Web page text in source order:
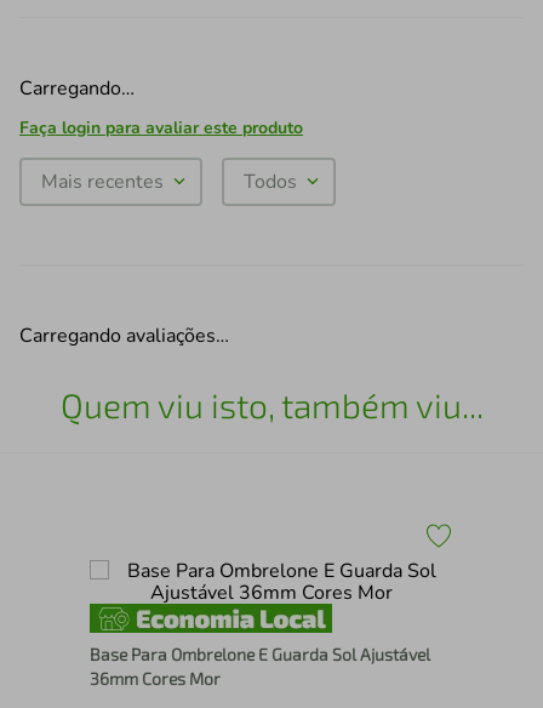
Carregando…
Faça login para avaliar este produto
Mais recentes Todos
Carregando avaliações…
Quem viu isto, também viu...
Base Para Ombrelone E Guarda Sol Ajustável
36mm Cores Mor